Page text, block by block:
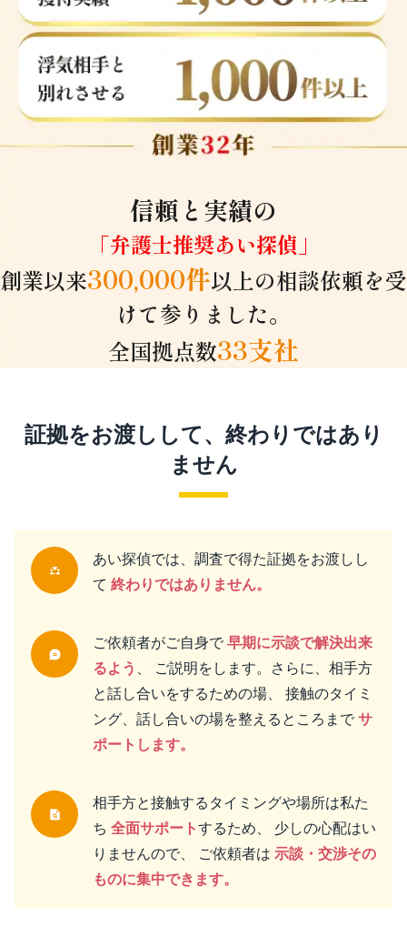
信頼と実績の
「弁護士推奨あい探偵」
創業以来300,000件以上の相談依頼を受
けて参りました。
全国拠点数33支社
証拠をお渡しして、終わりではあり
ません
あい探偵では、調査で得た証拠をお渡しし
て 終わりではありません。
ご依頼者がご自身で 早期に示談で解決出来
るよう
、 ご説明をします。さらに、相手方
と話し合いをするための場、 接触のタイミ
ング、話し合いの場を整えるところまで サ
ポートします。
相手方と接触するタイミングや場所は私た
ち 全面サポートするため、 少しの心配はい
りませんので、 ご依頼者は 示談・交渉その
ものに集中できます。